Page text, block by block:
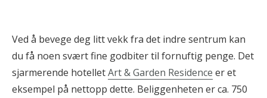
Ved å bevege deg litt vekk fra det indre sentrum kan
du få noen svært fine godbiter til fornuftig penge. Det
sjarmerende hotelletArt & Garden Residence er et
eksempel på nettopp dette. Beliggenheten er ca. 750